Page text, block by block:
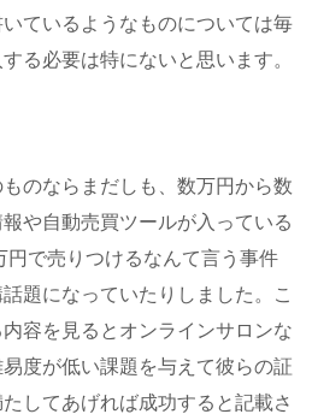
ているようなものについては毎
る必要は特にないと思います。
のならまだしも、数万円から数
や自動売買ツールが入っている
で売りつけるなんて言う事件
題になっていたりしました。こ
容を見るとオンラインサロンな
度が低い課題を与えて彼らの証
してあげれば成功すると記載さ